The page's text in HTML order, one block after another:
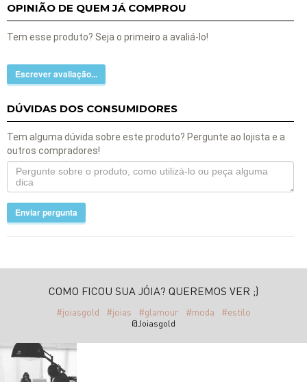
OPINIÃO DE QUEM JÁ COMPROU
Tem esse produto? Seja o primeiro a avaliá-lo!
Escrever avaliação...
DÚVIDAS DOS CONSUMIDORES
Tem alguma dúvida sobre este produto? Pergunte ao lojista e a
outros compradores!
Enviar pergunta
COMO FICOU SUA JÓIA? QUEREMOS VER ;)
#joiasgold #joias #glamour #moda #estilo
@Joiasgold